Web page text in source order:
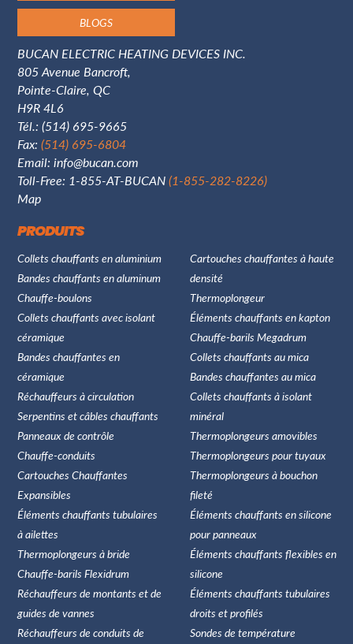
BLOGS
BUCAN ELECTRIC HEATING DEVICES INC.
805 Avenue Bancroft,
Pointe-Claire, QC
H9R 4L6
Tél.:(514) 695-9665
Fax:(514) 695-6804
Email:info@bucan.com
Toll-Free: 1-855-AT-BUCAN(1-855-282-8226)
Map
PRODUITS
Collets chauffants en aluminium
Bandes chauffants en aluminum
Chauffe-boulons
Collets chauffants avec isolant
céramique
Bandes chauffantes en
céramique
Réchauffeurs à circulation
Serpentins et câbles chauffants
Panneaux de contrôle
Chauffe-conduits
Cartouches Chauffantes
Expansibles
Éléments chauffants tubulaires
à ailettes
Thermoplongeurs à bride
Chauffe-barils Flexidrum
Réchauffeurs de montants et de
guides de vannes
Réchauffeurs de conduits de
Cartouches chauffantes à haute
densité
Thermoplongeur
Éléments chauffants en kapton
Chauffe-barils Megadrum
Collets chauffants au mica
Bandes chauffantes au mica
Collets chauffants à isolant
minéral
Thermoplongeurs amovibles
Thermoplongeurs pour tuyaux
Thermoplongeurs à bouchon
fileté
Éléments chauffants en silicone
pour panneaux
Éléments chauffants flexibles en
silicone
Éléments chauffants tubulaires
droits et profilés
Sondes de température